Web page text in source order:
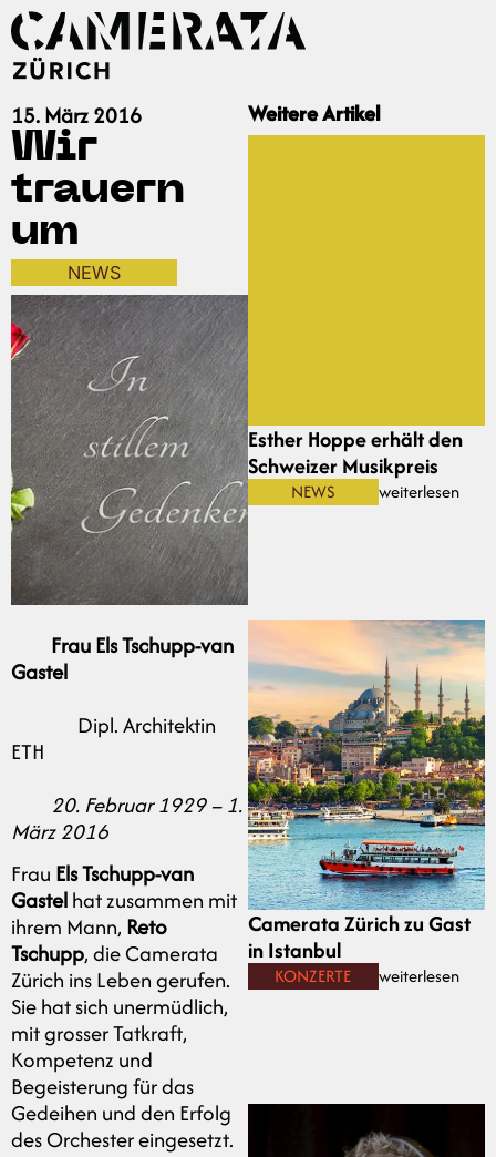
Weitere Artikel
Esther Hoppe erhält den
Schweizer Musikpreis
NEWS weiterlesen
Camerata Zürich zu Gast
in Istanbul
KONZERTE weiterlesen
15. März 2016
Wir
trauern
um
NEWS
Frau Els Tschupp-van
Gastel
Dipl. Architektin
ETH
20. Februar 1929 – 1.
März 2016
Frau Els Tschupp-van
Gastelhat zusammen mit
ihrem Mann, Reto
Tschupp, die Camerata
Zürich ins Leben gerufen.
Sie hat sich unermüdlich,
mit grosser Tatkraft,
Kompetenz und
Begeisterung für das
Gedeihen und den Erfolg
des Orchester eingesetzt.